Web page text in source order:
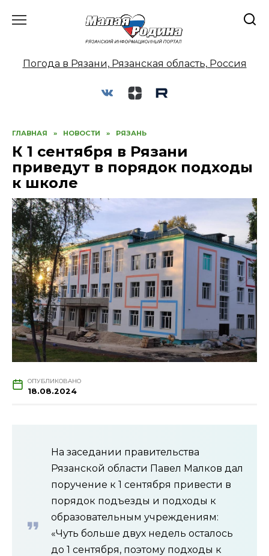
Погода в Рязани, Рязанская область, Россия
ГЛАВНАЯ » НОВОСТИ » РЯЗАНЬ
К 1 сентября в Рязани
приведут в порядок подходы
к школе
ОПУБЛИКОВАНО
18.08.2024
На заседании правительства
Рязанской области Павел Малков дал
поручение к 1 сентября привести в
порядок подъезды и подходы к
образовательным учреждениям:
«Чуть больше двух недель осталось
до 1 сентября, поэтому подходы к